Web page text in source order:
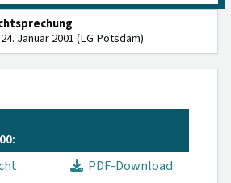
Januar 2001 (LG Potsdam)
PDF-Download